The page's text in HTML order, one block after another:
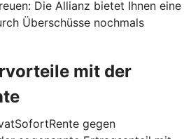
Die Allianz bietet Ihnen eine
Überschüsse nochmals
mit der
gegen